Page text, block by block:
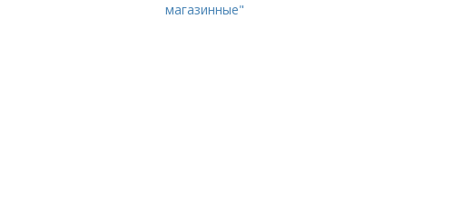
магазинные"